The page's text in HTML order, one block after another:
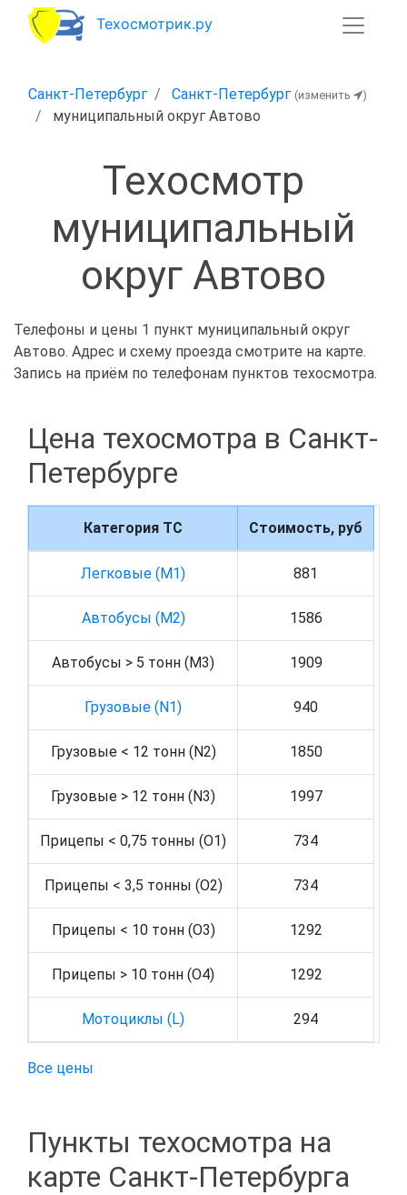
Техосмотрик.ру
Санкт-Петербург Санкт-Петербург (изменить )
муниципальный округ Автово
Техосмотр
муниципальный
округ Автово
Телефоны и цены 1 пункт муниципальный округ
Автово. Адрес и схему проезда смотрите на карте.
Запись на приём по телефонам пунктов техосмотра.
Цена техосмотра в Санкт-
Петербурге
Категория ТС Стоимость, руб
Легковые (M1) 881
Автобусы (M2) 1586
Автобусы > 5 тонн (M3) 1909
Грузовые (N1) 940
Грузовые < 12 тонн (N2) 1850
Грузовые > 12 тонн (N3) 1997
Прицепы < 0,75 тонны (O1) 734
Прицепы < 3,5 тонны (O2) 734
Прицепы < 10 тонн (O3) 1292
Прицепы > 10 тонн (O4) 1292
Мотоциклы (L) 294
Все цены
Пункты техосмотра на
карте Санкт-Петербурга